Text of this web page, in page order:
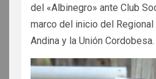
del «Albinegro» ante Club
marco del inicio del Regional
Andina y la Unión Cordobesa.